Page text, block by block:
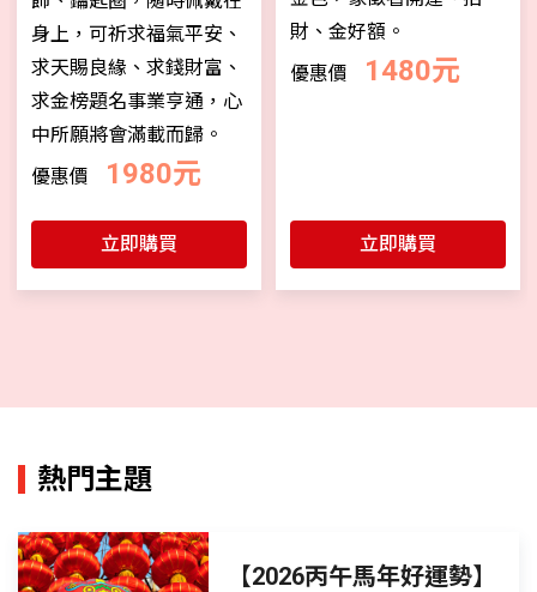
身上，可祈求福氣平安、
求天賜良緣、求錢財富、
求金榜題名事業亨通，心
中所願將會滿載而歸。
優惠價
1980元
立即購買
財、金好額。
優惠價
1480元
立即購買
熱門主題
【2026丙午馬年好運勢】